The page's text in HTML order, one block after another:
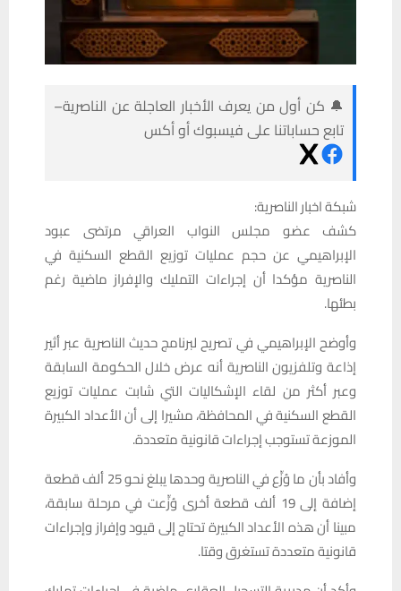
🔔 كن أول من يعرف الأخبار العاجلة عن الناصرية–
تابع حساباتنا على فيسبوك أو أكس
شبكة اخبار الناصرية:
كشف عضو مجلس النواب العراقي مرتضى عبود
الإبراهيمي عن حجم عمليات توزيع القطع السكنية في
الناصرية مؤكدا أن إجراءات التمليك والإفراز ماضية رغم
بطئها.
وأوضح الإبراهيمي في تصريح لبرنامج حديث الناصرية عبر أثير
إذاعة وتلفزيون الناصرية أنه عرض خلال الحكومة السابقة
وعبر أكثر من لقاء الإشكاليات التي شابت عمليات توزيع
القطع السكنية في المحافظة، مشيرا إلى أن الأعداد الكبيرة
الموزعة تستوجب إجراءات قانونية متعددة.
وأفاد بأن ما وُزِّع في الناصرية وحدها يبلغ نحو 25 ألف قطعة
إضافة إلى 19 ألف قطعة أخرى وُزِّعت في مرحلة سابقة،
مبينا أن هذه الأعداد الكبيرة تحتاج إلى قيود وإفراز وإجراءات
قانونية متعددة تستغرق وقتا.